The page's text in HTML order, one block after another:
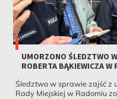
UMORZONO ŚLEDZTWO
ROBERTA BĄKIEWICZA W
Śledztwo w sprawie zajść z
Rady Miejskiej w Radomiu